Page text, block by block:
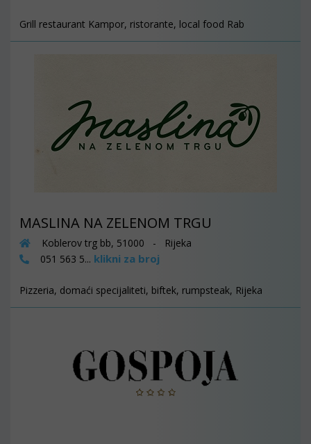
Grill restaurant Kampor, ristorante, local food Rab
MASLINA NA ZELENOM TRGU
Koblerov trg bb, 51000 - Rijeka
051 563 5... klikni za broj
Pizzeria, domaći specijaliteti, biftek, rumpsteak, Rijeka